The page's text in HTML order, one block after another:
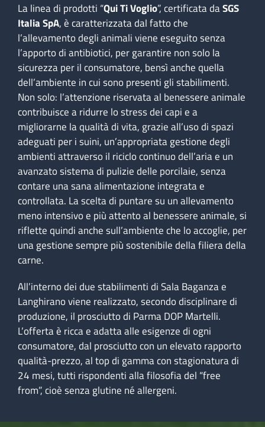
La linea di prodotti “Qui Ti Voglio”, certificata daSGS
Italia SpA, è caratterizzata dal fatto che
l’allevamento degli animali viene eseguito senza
l’apporto di antibiotici, per garantire non solo la
sicurezza per il consumatore, bensì anche quella
dell’ambiente in cui sono presenti gli stabilimenti.
Non solo: l’attenzione riservata al benessere animale
contribuisce a ridurre lo stress dei capi e a
migliorarne la qualità di vita, grazie all’uso di spazi
adeguati per i suini, un’appropriata gestione degli
ambienti attraverso il riciclo continuo dell’aria e un
avanzato sistema di pulizie delle porcilaie, senza
contare una sana alimentazione integrata e
controllata. La scelta di puntare su un allevamento
meno intensivo e più attento al benessere animale, si
riflette quindi anche sull’ambiente che lo accoglie, per
una gestione sempre più sostenibile della filiera della
carne.
All’interno dei due stabilimenti di Sala Baganza e
Langhirano viene realizzato, secondo disciplinare di
produzione, il prosciutto di Parma DOP Martelli.
L’offerta è ricca e adatta alle esigenze di ogni
consumatore, dal prosciutto con un elevato rapporto
qualità-prezzo, al top di gamma con stagionatura di
24 mesi, tutti rispondenti alla filosofia del “free
from”, cioè senza glutine né allergeni.